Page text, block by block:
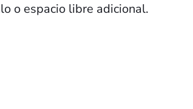
o espacio libre adicional.